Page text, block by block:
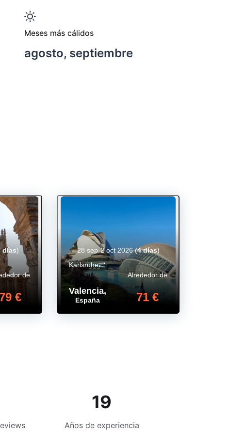
Meses más cálidos
agosto, septiembre
de
79 €
días)
Valencia,
España
Alrededor de
71 €
Karlsruhe
28 sep-2 oct 2026(4 días)
19
Años de experiencia